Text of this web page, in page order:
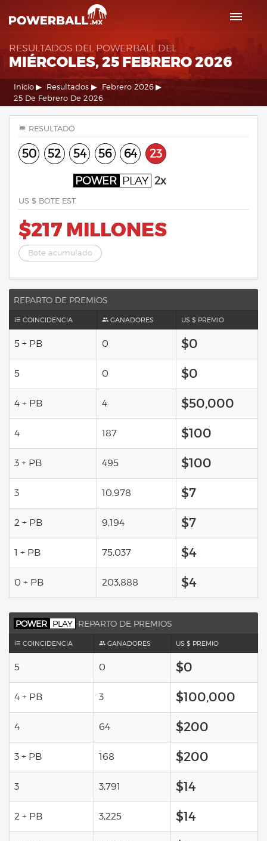
RESULTADOS DEL POWERBALL DEL
MIÉRCOLES, 25 FEBRERO 2026
Inicio Resultados
Febrero 2026
25 De Febrero De 2026
RESULTADO
50 52 54 56 64 23
POWER PLAY 2x
US $ BOTE EST.
$217 MILLONES
Bote acumulado
REPARTO DE PREMIOS
COINCIDENCIA GANADORES US $ PREMIO
5 + PB 0 $0
5 0 $0
4 + PB 4 $50,000
4 187 $100
3 + PB 495 $100
3 10,978 $7
2 + PB 9,194 $7
1 + PB 75,037 $4
0 + PB 203,888 $4
POWER PLAY REPARTO DE PREMIOS
COINCIDENCIA GANADORES US $ PREMIO
5 0 $0
4 + PB 3 $100,000
4 64 $200
3 + PB 168 $200
3 3,791 $14
2 + PB 3,225 $14